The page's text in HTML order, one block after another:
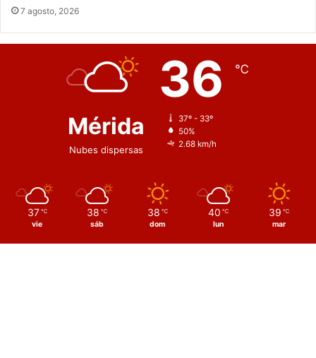
7 agosto, 2026
Mérida
Nubes dispersas
36 ℃
37º - 33º
50%
2.68 km/h
37 ℃
vie
38 ℃
sáb
38 ℃
dom
40 ℃
lun
39 ℃
mar